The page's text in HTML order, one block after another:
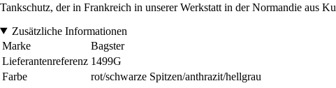
Tankschutz, der in Frankreich in unserer Werkstatt in der Normandie aus
Zusätzliche Informationen
Marke
Bagster
Lieferantenreferenz 1499G
Farbe
rot/schwarze Spitzen/anthrazit/hellgrau